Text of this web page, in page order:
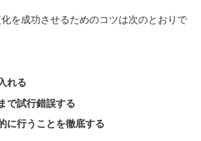
を成功させるためのコツは次のとおりで
れる
で試行錯誤する
に行うことを徹底する